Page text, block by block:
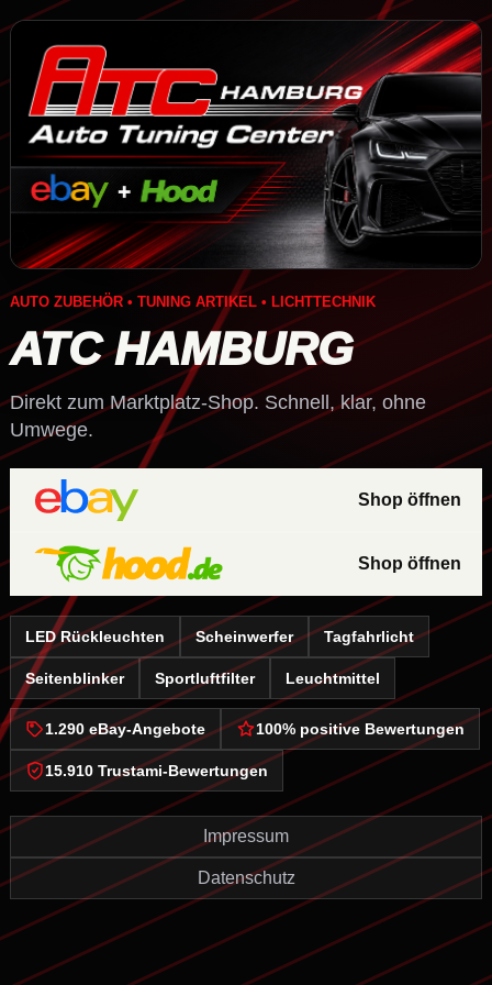
AUTO ZUBEHÖR • TUNING ARTIKEL • LICHTTECHNIK
ATC HAMBURG
Direkt zum Marktplatz-Shop. Schnell, klar, ohne
Umwege.
Shop öffnen
Shop öffnen
LED Rückleuchten Scheinwerfer Tagfahrlicht
Seitenblinker Sportluftfilter Leuchtmittel
1.290 eBay-Angebote 100% positive Bewertungen
15.910 Trustami-Bewertungen
Impressum
Datenschutz